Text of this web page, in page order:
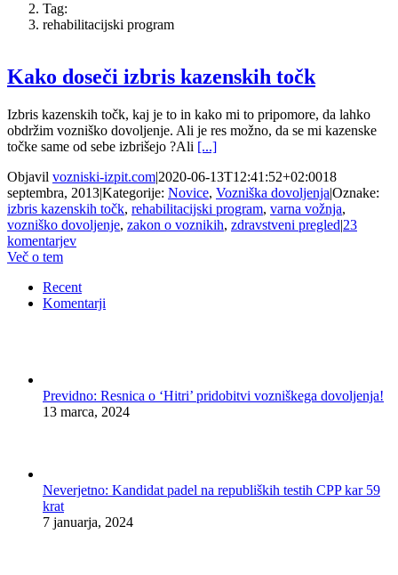
Tag:
rehabilitacijski program
Kako doseči izbris kazenskih točk
Izbris kazenskih točk, kaj je to in kako mi to pripomore, da lahko
obdržim vozniško dovoljenje. Ali je res možno, da se mi kazenske
točke same od sebe izbrišejo ?Ali [...]
Objavil vozniski-izpit.com|2020-06-13T12:41:52+02:0018
septembra, 2013|Kategorije: Novice, Vozniška dovoljenja|Oznake:
izbris kazenskih točk, rehabilitacijski program, varna vožnja,
vozniško dovoljenje, zakon o voznikih, zdravstveni pregled|23
komentarjev
Več o tem
Recent
Komentarji
Previdno: Resnica o ‘Hitri’ pridobitvi vozniškega dovoljenja!
13 marca, 2024
Neverjetno: Kandidat padel na republiških testih CPP kar 59
krat
7 januarja, 2024